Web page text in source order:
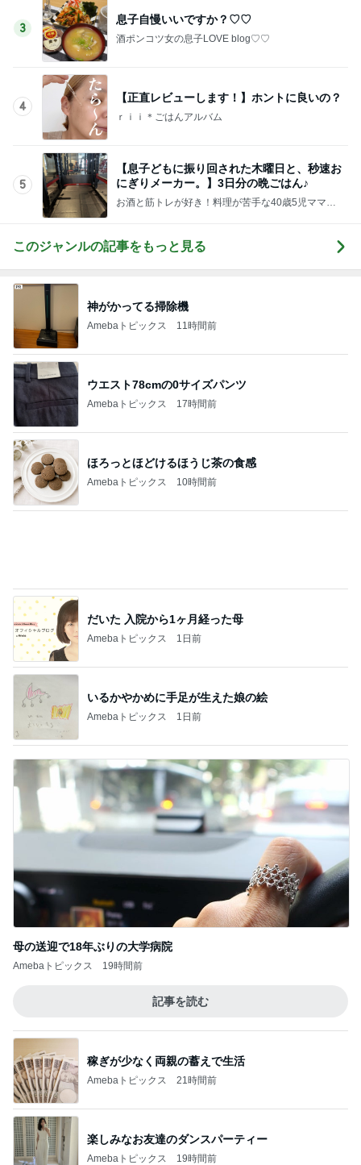
このジャンルの記事をもっと見る
神がかってる掃除機
Amebaトピックス 11時間前
ウエスト78cmの0サイズパンツ
Amebaトピックス 17時間前
Amebaトピックス 10時間前
だいた 入院から1ヶ月経った母
Amebaトピックス 1日前
いるかやかめに手足が生えた娘の絵
Amebaトピックス 1日前
母の送迎で18年ぶりの大学病院
Amebaトピックス
記事を読む
稼ぎが少なく両親の蓄えで生活
楽しみなお友達のダンスパーティー
Amebaトピックス 19時間前
Amebaトピックス 1日前
お腹ぱかりんちょで寛ぐ家猫の姿
Amebaトピックス 1日前